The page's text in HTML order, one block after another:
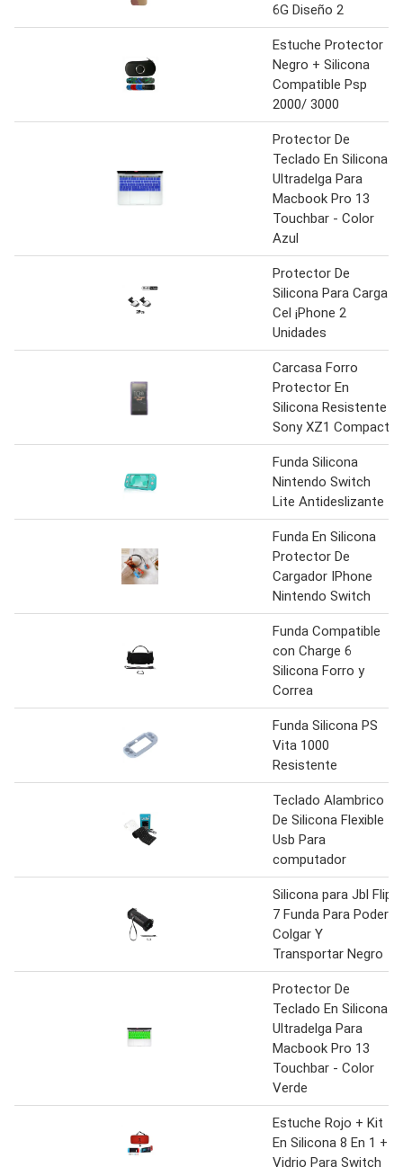
6G Diseño 2
Estuche Protector
Negro + Silicona
Compatible Psp
2000/ 3000
Protector De
Teclado En Silicona
Ultradelga Para
Macbook Pro 13
Touchbar - Color
Azul
Protector De
Silicona Para Carga
Cel ¡Phone 2
Unidades
Carcasa Forro
Protector En
Silicona Resistente
Sony XZ1 Compact
Funda Silicona
Nintendo Switch
Lite Antideslizante
Funda En Silicona
Protector De
Cargador IPhone
Nintendo Switch
Funda Compatible
con Charge 6
Silicona Forro y
Correa
Funda Silicona PS
Vita 1000
Resistente
Teclado Alambrico
De Silicona Flexible
Usb Para
computador
Silicona para Jbl Flip
7 Funda Para Poder
Colgar Y
Transportar Negro
Protector De
Teclado En Silicona
Ultradelga Para
Macbook Pro 13
Touchbar - Color
Verde
Estuche Rojo + Kit
En Silicona 8 En 1 +
Vidrio Para Switch